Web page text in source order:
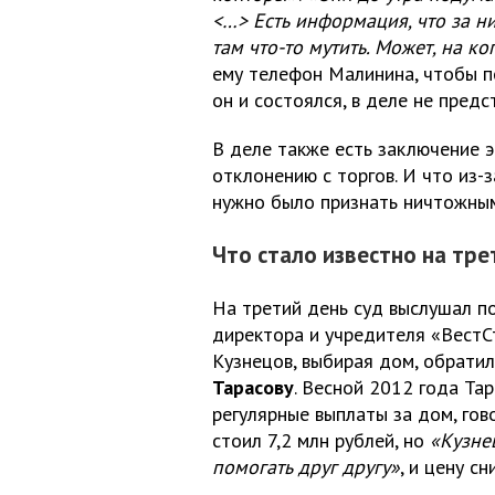
<…> Есть информация, что за
там что-то мутить. Может, на
ему телефон Малинина, чтобы
он и состоялся, в деле не
В деле также есть заключение
отклонению с торгов. И что из-
нужно было признать
Что стало известно на
На третий день суд выслушал
директора и учредителя
Кузнецов, выбирая дом,
Тарасову. Весной 2012 года
регулярные выплаты за дом,
стоил 7,2 млн рублей, но
помогать друг другу», и цену